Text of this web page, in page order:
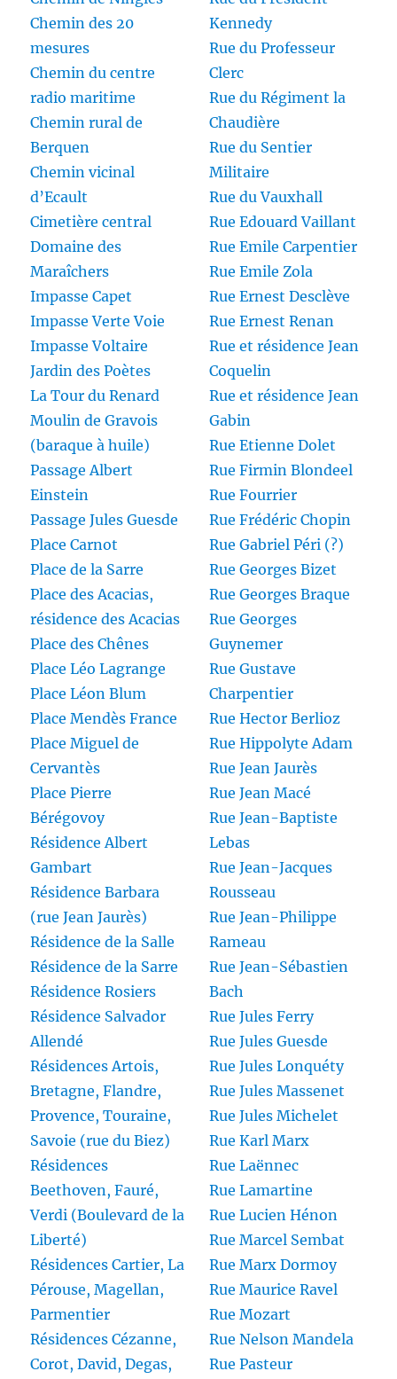
Chemin des 20
mesures
Chemin du centre
radio maritime
Chemin rural de
Berquen
Chemin vicinal
d’Ecault
Cimetière central
Domaine des
Maraîchers
Impasse Capet
Impasse Verte Voie
Impasse Voltaire
Jardin des Poètes
La Tour du Renard
Moulin de Gravois
(baraque à huile)
Passage Albert
Einstein
Passage Jules Guesde
Place Carnot
Place de la Sarre
Place des Acacias,
résidence des Acacias
Place des Chênes
Place Léo Lagrange
Place Léon Blum
Place Mendès France
Place Miguel de
Cervantès
Place Pierre
Bérégovoy
Résidence Albert
Gambart
Résidence Barbara
(rue Jean Jaurès)
Résidence de la Salle
Résidence de la Sarre
Résidence Rosiers
Résidence Salvador
Allendé
Résidences Artois,
Bretagne, Flandre,
Provence, Touraine,
Savoie (rue du Biez)
Résidences
Beethoven, Fauré,
Verdi (Boulevard de la
Liberté)
Résidences Cartier, La
Pérouse, Magellan,
Parmentier
Résidences Cézanne,
Corot, David, Degas,
Kennedy
Rue du Professeur
Clerc
Rue du Régiment la
Chaudière
Rue du Sentier
Militaire
Rue du Vauxhall
Rue Edouard Vaillant
Rue Emile Carpentier
Rue Emile Zola
Rue Ernest Desclève
Rue Ernest Renan
Rue et résidence Jean
Coquelin
Rue et résidence Jean
Gabin
Rue Etienne Dolet
Rue Firmin Blondeel
Rue Fourrier
Rue Frédéric Chopin
Rue Gabriel Péri (?)
Rue Georges Bizet
Rue Georges Braque
Rue Georges
Guynemer
Rue Gustave
Charpentier
Rue Hector Berlioz
Rue Hippolyte Adam
Rue Jean Jaurès
Rue Jean Macé
Rue Jean-Baptiste
Lebas
Rue Jean-Jacques
Rousseau
Rue Jean-Philippe
Rameau
Rue Jean-Sébastien
Bach
Rue Jules Ferry
Rue Jules Guesde
Rue Jules Lonquéty
Rue Jules Massenet
Rue Jules Michelet
Rue Karl Marx
Rue Laënnec
Rue Lamartine
Rue Lucien Hénon
Rue Marcel Sembat
Rue Marx Dormoy
Rue Maurice Ravel
Rue Mozart
Rue Nelson Mandela
Rue Pasteur